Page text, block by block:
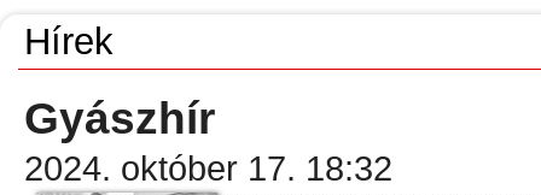
Hírek
Gyászhír
2024. október 17. 18:32